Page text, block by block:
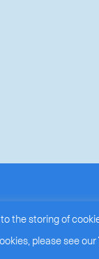
(BR#: 15386172).
the storing of
please see our